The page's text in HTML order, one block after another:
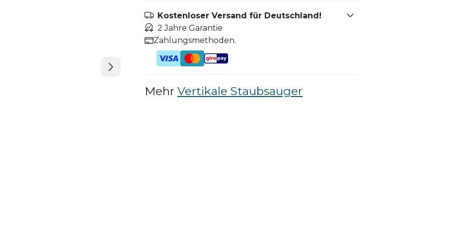
Kostenloser Versand für Deutschland!
2 Jahre Garantie
Zahlungsmethoden.
Mehr Vertikale Staubsauger